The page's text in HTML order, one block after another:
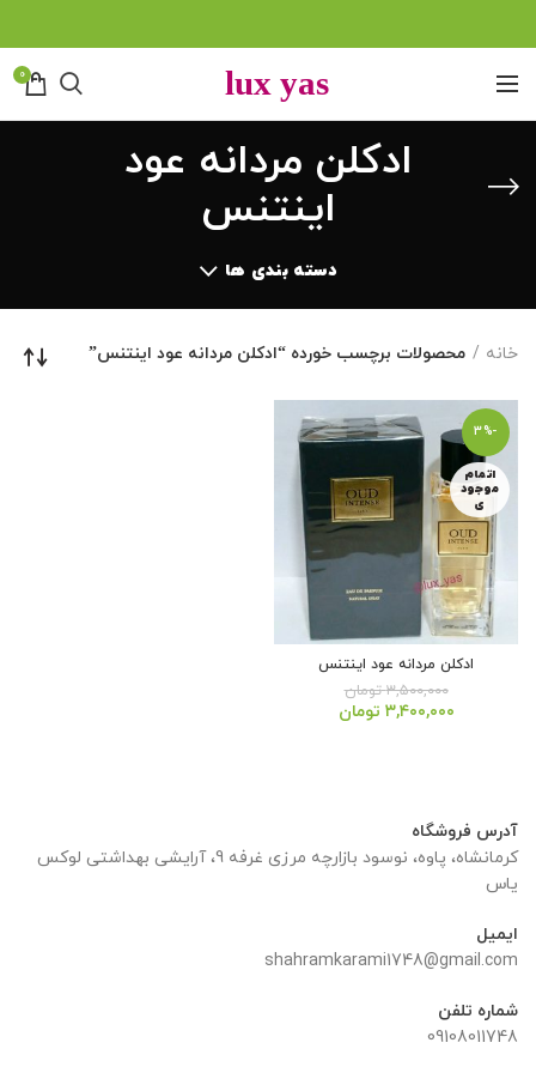
0
ادکلن مردانه عود
اینتنس
دسته بندی ها
خانه محصولات برچسب خورده “ادکلن مردانه عود اینتنس”
-3%
اتمام
موجود
ی
ادکلن مردانه عود اینتنس
۳,۵۰۰,۰۰۰ تومان
قیمت
۳,۴۰۰,۰۰۰ تومان
آدرس فروشگاه
کرمانشاه، پاوه، نوسود بازارچه مرزی غرفه 9، آرایشی بهداشتی لوکس
یاس
ایمیل
shahramkarami1748@gmail.com
شماره تلفن
09108011748